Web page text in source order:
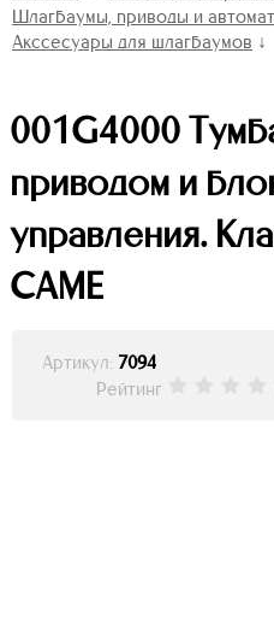
Шлагбаумы, приводы и
Акссесуары для шлагбаумов ↓
001G4000
приводом и
управления.
CAME
Артикул: 7094
Рейтинг